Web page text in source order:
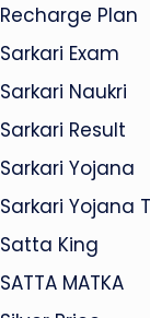
Recharge Plan
Sarkari Exam
Sarkari Naukri
Sarkari Result
Sarkari Yojana
Sarkari Yojana
Satta King
SATTA MATKA